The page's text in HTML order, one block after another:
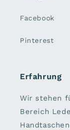
Facebook
Pinterest
Erfahrung
Wir stehen
Bereich